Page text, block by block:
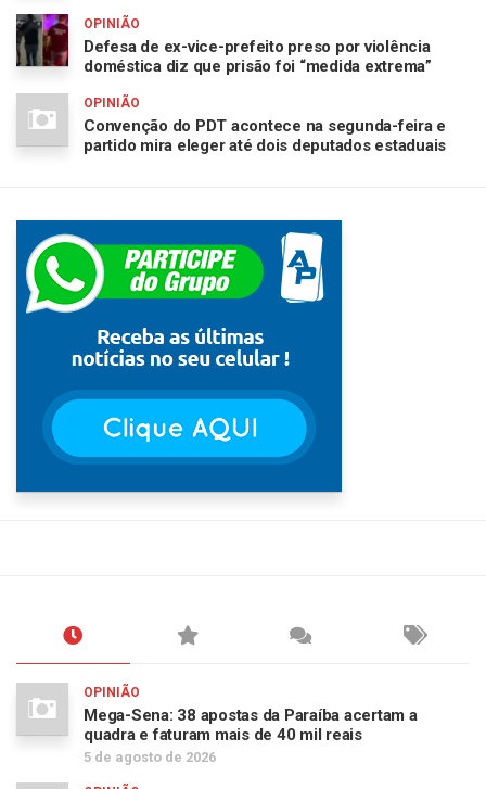
OPINIÃO
Defesa de ex-vice-prefeito preso por violência
doméstica diz que prisão foi “medida extrema”
OPINIÃO
Convenção do PDT acontece na segunda-feira e
partido mira eleger até dois deputados estaduais
OPINIÃO
Mega-Sena: 38 apostas da Paraíba acertam a
quadra e faturam mais de 40 mil reais
5 de agosto de 2026